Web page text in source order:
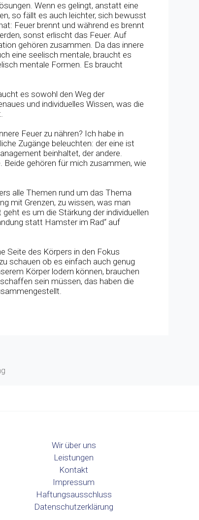
Wenn es gelingt, anstatt eine
so fällt es auch leichter, sich bewusst
Feuer brennt und während es brennt
sonst erlischt das Feuer. Auf
gehören zusammen. Da das innere
eine seelisch mentale, braucht es
mentale Formen. Es braucht
es sowohl den Weg der
und individuelles Wissen, was die
Feuer zu nähren? Ich habe in
Zugänge beleuchten: der eine ist
beinhaltet, der andere.
gehören für mich zusammen, wie
alle Themen rund um das Thema
mit Grenzen, zu wissen, was man
es um die Stärkung der individuellen
statt Hamster im Rad“ auf
Seite des Körpers in den Fokus
schauen ob es einfach auch genug
Körper lodern können, brauchen
sein müssen, das haben die
Wir über uns
Leistungen
Kontakt
Impressum
Haftungsausschluss
Datenschutzerklärung